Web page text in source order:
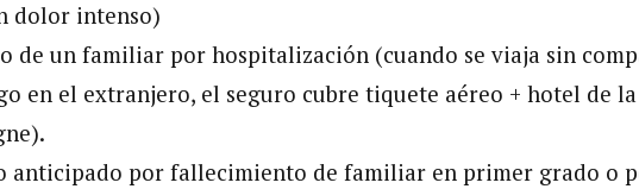
dolor intenso)
de un familiar por hospitalización (cuando se viaja sin
en el extranjero, el seguro cubre tiquete aéreo + hotel de
anticipado por fallecimiento de familiar en primer grado o